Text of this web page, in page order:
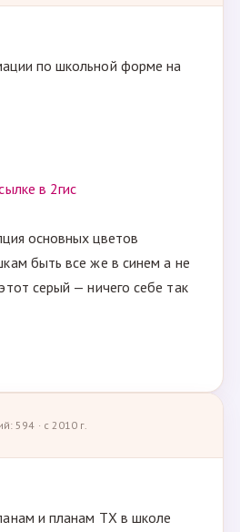
по школьной форме на
в 2гис
основных цветов
быть все же в синем а не
серый — ничего себе так
594 · с 2010 г.
и планам ТХ в школе